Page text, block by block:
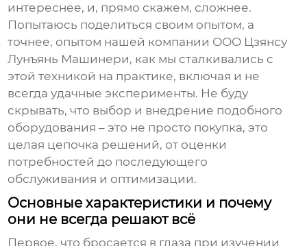
интереснее, и, прямо скажем, сложнее.
Попытаюсь поделиться своим опытом, а
точнее, опытом нашей компании ООО Цзянсу
Лунъянь Машинери, как мы сталкивались с
этой техникой на практике, включая и не
всегда удачные эксперименты. Не буду
скрывать, что выбор и внедрение подобного
оборудования – это не просто покупка, это
целая цепочка решений, от оценки
потребностей до последующего
обслуживания и оптимизации.
Основные характеристики и почему
они не всегда решают всё
Первое, что бросается в глаза при изучении